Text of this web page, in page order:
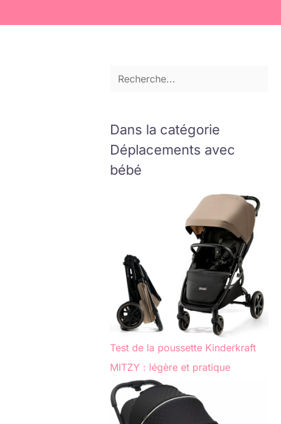
Dans la catégorie
Déplacements avec
bébé
Test de la poussette Kinderkraft
MITZY : légère et pratique